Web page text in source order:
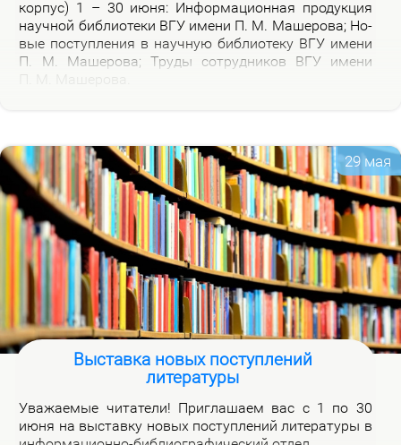
кор­пус) 1 – 30 июня: Ин­фор­ма­ци­он­ная про­дук­ция
на­уч­ной биб­лио­те­ки ВГУ име­ни П. М. Ма­ше­ро­ва; Но­
вые по­ступ­ле­ния в на­уч­ную биб­лио­те­ку ВГУ име­ни
П. М. Ма­ше­ро­ва; Тру­ды со­труд­ни­ков ВГУ име­ни
29 мая
Выставка новых поступлений
литературы
Ува­жа­е­мые чи­та­те­ли! При­гла­ша­ем вас с 1 по 30
июня на вы­став­ку но­вых по­ступ­ле­ний ли­те­ра­ту­ры в